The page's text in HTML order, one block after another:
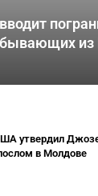
из
утвердил
в Молдове